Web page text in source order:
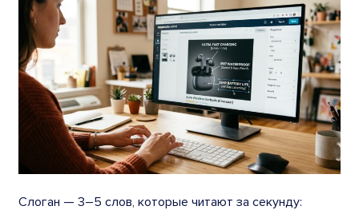
Слоган — 3–5 слов, которые читают за секунду: